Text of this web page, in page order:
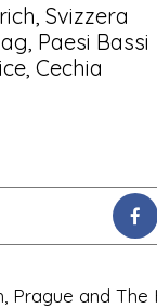
Svizzera
Paesi Bassi
Cechia
Prague and The